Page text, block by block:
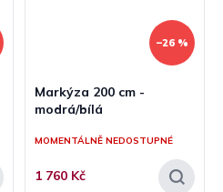
–26 %
Markýza 200 cm -
modrá/bílá
MOMENTÁLNĚ NEDOSTUPNÉ
1 760 Kč